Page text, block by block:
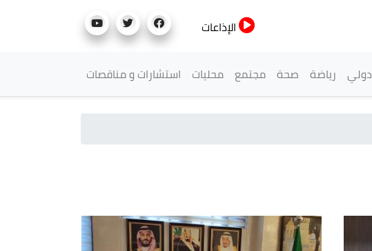
الإذاعات
دولي رياضة صحة مجتمع محليات استشارات و مناقصات